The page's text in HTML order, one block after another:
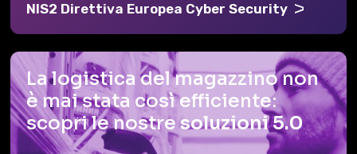
NIS2 Direttiva Europea Cyber Security
La logistica del magazzino non
è mai stata così efficiente:
scopri le nostresoluzioni 5.0